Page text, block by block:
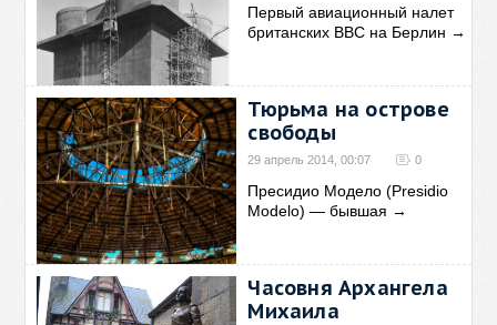
Первый авиационный налет
британских ВВС на Берлин →
Тюрьма на острове
свободы
29 апрель 2014, 00:07 0
Пресидио Модело (Presidio
Modelo) — бывшая →
Часовня Архангела
Михаила